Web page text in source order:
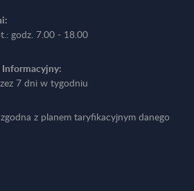
godz. 7.00 - 18.00
Informacyjny:
7 dni w tygodniu
zgodna z planem taryfikacyjnym danego